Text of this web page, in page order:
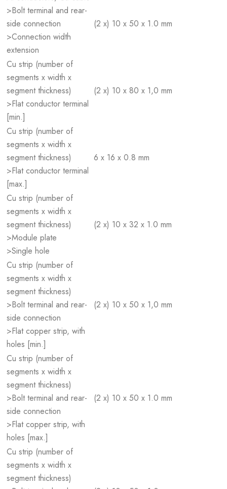
>Bolt terminal and rear-
side connection
>Connection width
extension
(2 x) 10 x 50 x 1.0 mm
Cu strip (number of
segments x width x
segment thickness)
>Flat conductor terminal
[min.]
(2 x) 10 x 80 x 1,0 mm
Cu strip (number of
segments x width x
segment thickness)
>Flat conductor terminal
[max.]
6 x 16 x 0.8 mm
Cu strip (number of
segments x width x
segment thickness)
>Module plate
>Single hole
(2 x) 10 x 32 x 1.0 mm
Cu strip (number of
segments x width x
segment thickness)
>Bolt terminal and rear-
side connection
>Flat copper strip, with
holes [min.]
(2 x) 10 x 50 x 1,0 mm
Cu strip (number of
segments x width x
segment thickness)
>Bolt terminal and rear-
side connection
>Flat copper strip, with
holes [max.]
(2 x) 10 x 50 x 1.0 mm
Cu strip (number of
segments x width x
segment thickness)